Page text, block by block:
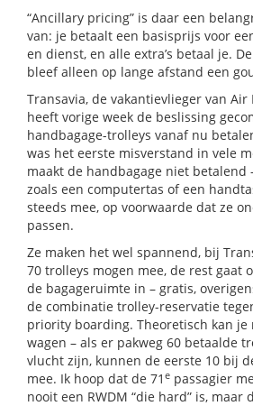
“Ancillary pricing” is daar een
van: je betaalt een basisprijs voor
en dienst, en alle extra’s betaal je.
bleef alleen op lange afstand een
Transavia, de vakantievlieger van Air
heeft vorige week de beslissing
handbagage-trolleys vanaf nu
was het eerste misverstand in vele
maakt de handbagage niet betalend
zoals een computertas of een
steeds mee, op voorwaarde dat ze
passen.
Ze maken het wel spannend, bij
70 trolleys mogen mee, de rest gaat
de bagageruimte in – gratis,
de combinatie trolley-reservatie
priority boarding. Theoretisch kan je
wagen – als er pakweg 60 betaalde
vlucht zijn, kunnen de eerste 10 bij
mee. Ik hoop dat de 71 e passagier
nooit een RWDM “die hard” is, maar